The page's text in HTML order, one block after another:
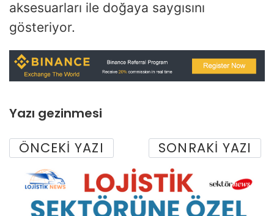
aksesuarları ile doğaya saygısını
gösteriyor.
Yazı gezinmesi
ÖNCEKI YAZI SONRAKI YAZI